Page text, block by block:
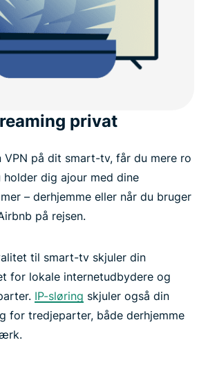
privat
VPN på dit smart-tv, får du mere ro
holder dig ajour med dine
– derhjemme eller når du bruger
på rejsen.
til smart-tv skjuler din
for lokale internetudbydere og
IP-sløring skjuler også din
for tredjeparter, både derhjemme